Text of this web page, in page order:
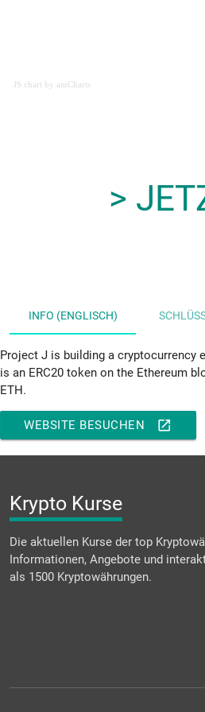
JS chart by amCharts
>
INFO (ENGLISCH)
Project J is building a cryptocurrency
is an ERC20 token on the Ethereum
ETH.
WEBSITE BESUCHEN open_in_new
Krypto Kurse
Die aktuellen Kurse der top
Informationen, Angebote und
als 1500 Kryptowährungen.